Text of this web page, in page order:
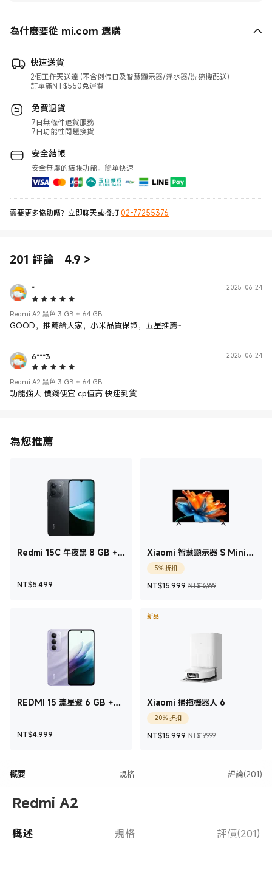
為什麼要從 mi.com 選購
快速送貨
2個工作天送達 (不含例假日及智慧顯示器/淨水器/洗碗機配送)
訂單滿NT$550免運費
免費退貨
7日無條件退貨服務
7日功能性問題換貨
安全結帳
安全無虞的結賬功能。簡單快速
需要更多協助嗎？立即聊天或撥打 02-77255376
201 評論 4.9 >
*
5 Star
2025-06-24
Redmi A2 黑色 3 GB + 64 GB
GOOD，推薦給大家，小米品質保證，五星推薦~
6***3
5 Star
2025-06-24
Redmi A2 黑色 3 GB + 64 GB
為您推薦
Redmi 15C 午夜黑 8 GB +
NT$5,499
Xiaomi 智慧顯示器 S Mini
LED 2026 55型
5% 折扣
NT$15,999 現價 NT$15,999
NT$16,999銷售價格
REDMI 15 流星紫 6 GB +
NT$4,999
新品
Xiaomi 掃拖機器人 6
20% 折扣
NT$15,999 現價 NT$15,999
NT$19,999銷售價格
概要 規格 評論(201)